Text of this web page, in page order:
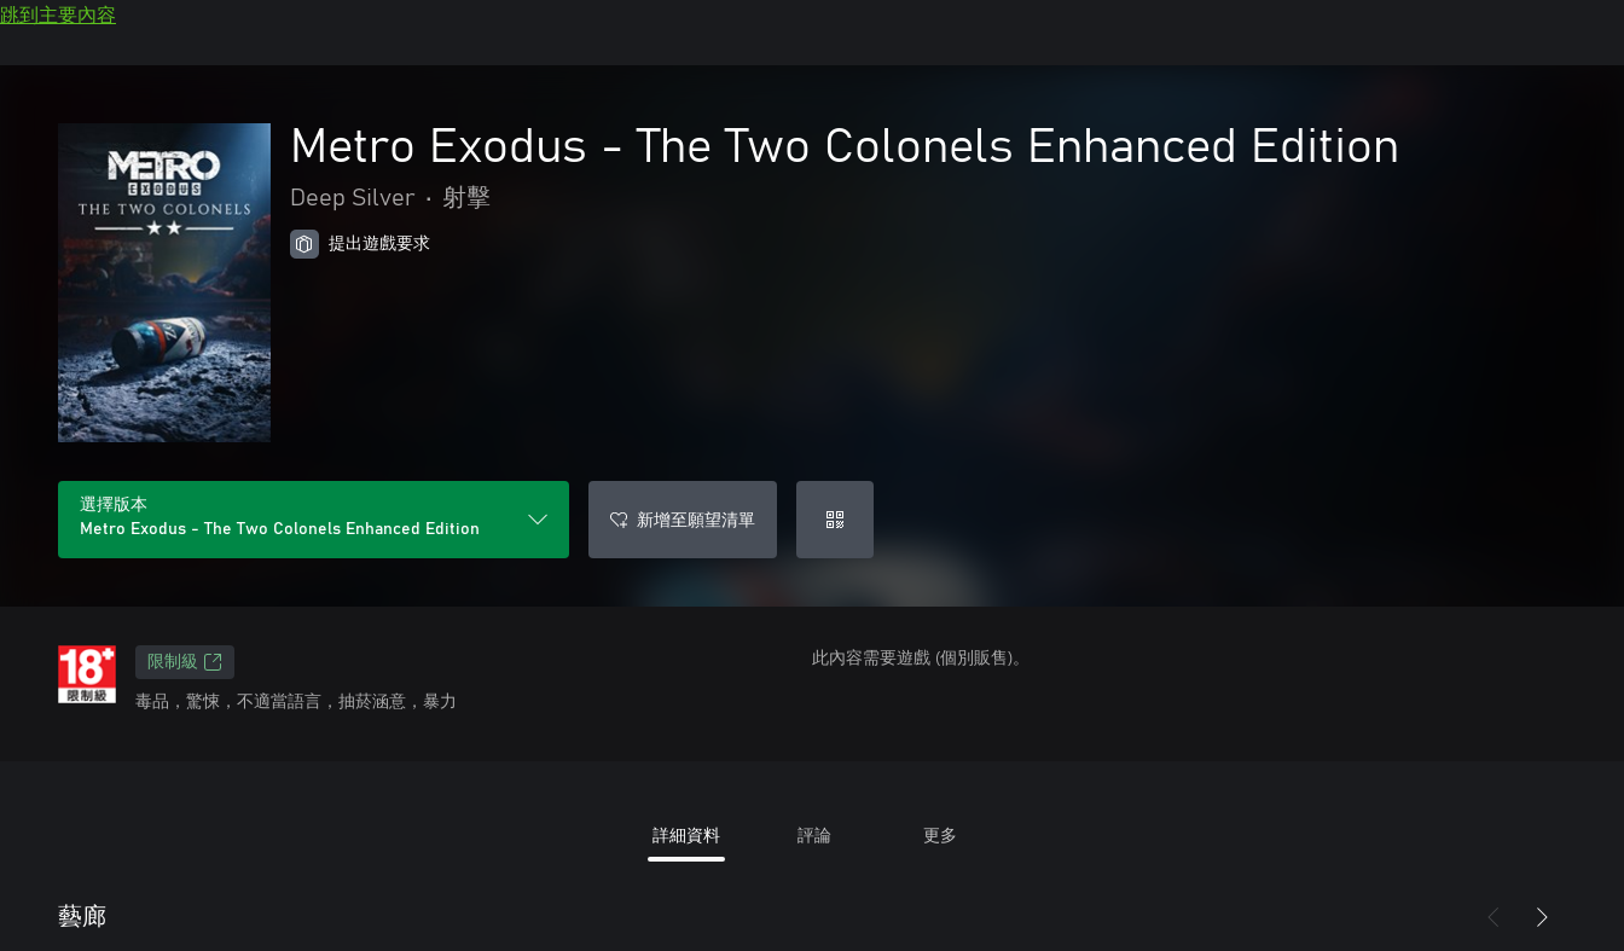
跳到主要內容
Metro Exodus - The Two Colonels Enhanced Edition
Deep Silver • 射擊
提出遊戲要求
選擇版本
Metro Exodus - The Two Colonels Enhanced Edition
新增至願望清單
限制級
毒品，驚悚，不適當語言，抽菸涵意，暴力
此內容需要遊戲 (個別販售)。
詳細資料 評論 更多
藝廊